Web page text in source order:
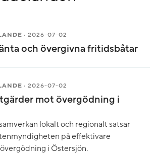
· 2026-07-02
och övergivna fritidsbåtar
· 2026-07-02
mot övergödning i
lokalt och regionalt satsar
på effektivare
i Östersjön.